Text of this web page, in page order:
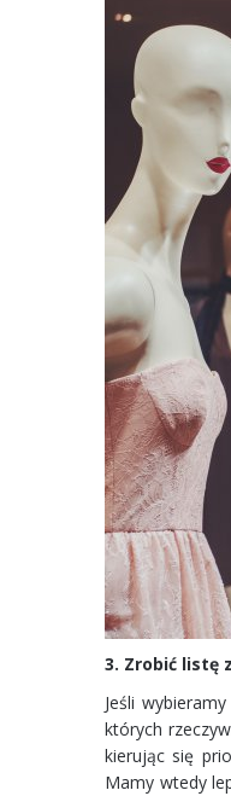
3. Zrobić listę
Jeśli
których
kierując się
Mamy wtedy